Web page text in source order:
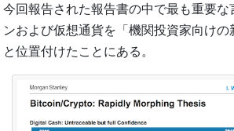
今回報告された報告書の中で最も重要な
ンおよび仮想通貨を「機関投資家向けの
と位置付けたことにある。